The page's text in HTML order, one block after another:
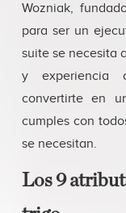
Wozniak,
para ser un
suite se necesita
y experiencia
convertirte en
cumples con
se necesitan.
Los 9